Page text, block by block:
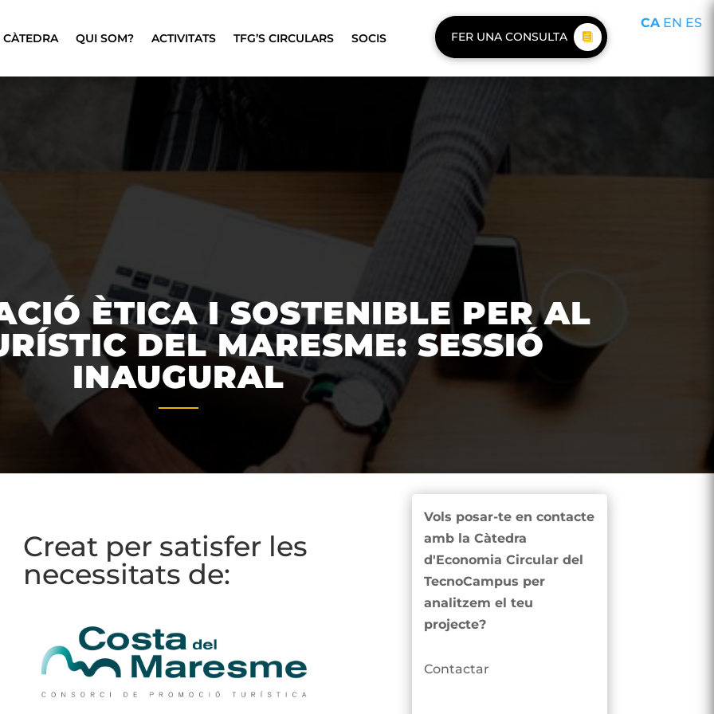
CÀTEDRA QUI SOM? ACTIVITATS TFG’S CIRCULARS SOCIS FER UNA CONSULTA
ÈTICA I SOSTENIBLE PER AL
DEL MARESME: SESSIÓ
INAUGURAL
Creat per satisfer les
necessitats de:
Vols posar-te en contacte
amb la Càtedra
d'Economia Circular del
TecnoCampus per
analitzem el teu
projecte?
Contactar
CA EN ES